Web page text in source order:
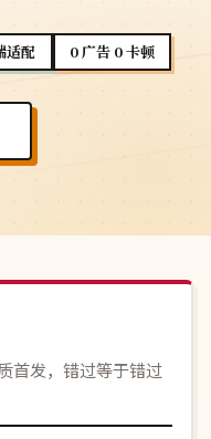
适配 0 广告 0 卡顿
首发，错过等于错过
136分钟